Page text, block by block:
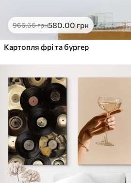
966.66грн580.00грн
Картопля фрі та бургер